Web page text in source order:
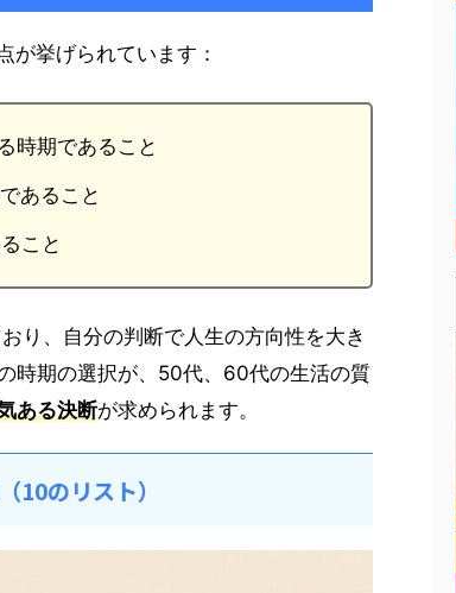
挙げられています：
時期であること
あること
こと
り、自分の判断で人生の方向性を大き
時期の選択が、50代、60代の生活の質
ある決断が求められます。
10のリスト）